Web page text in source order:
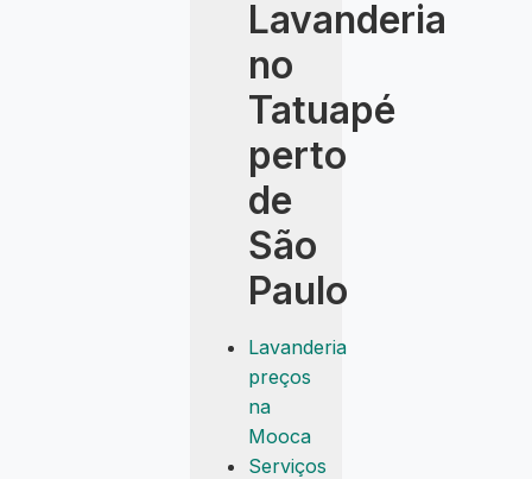
Lavanderia
no
Tatuapé
perto
de
São
Paulo
Lavanderia
preços
na
Mooca
Serviços